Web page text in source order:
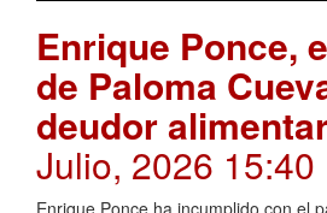
Enrique Ponce,
de Paloma
deudor
Julio, 2026 15:40
Enrique Ponce ha incumplido con el